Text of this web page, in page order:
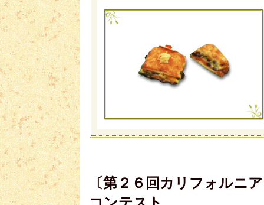
〔第２６回カリフォルニ